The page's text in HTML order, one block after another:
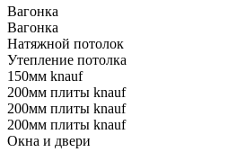
Вагонка
Вагонка
Натяжной потолок
Утепление потолка
150мм knauf
200мм плиты knauf
200мм плиты knauf
200мм плиты knauf
Окна и двери